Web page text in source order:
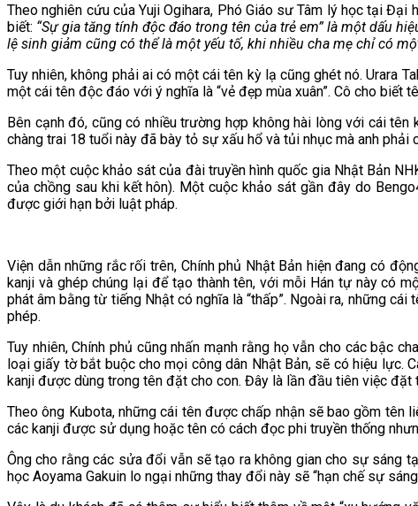
Theo nghiên cứu của Yuji Ogihara, Phó Giáo sư Tâm lý học tại
biết: “Sự gia tăng tính độc đáo trong tên của trẻ em” là một dấu
lệ sinh giảm cũng có thể là một yếu tố, khi nhiều cha mẹ chỉ có
Tuy nhiên, không phải ai có một cái tên kỳ lạ cũng ghét nó. Urara
một cái tên độc đáo với ý nghĩa là “vẻ đẹp mùa xuân”. Cô cho
Bên cạnh đó, cũng có nhiều trường hợp không hài lòng với cái
chàng trai 18 tuổi này đã bày tỏ sự xấu hổ và tủi nhục mà anh
Theo một cuộc khảo sát của đài truyền hình quốc gia Nhật Bản
của chồng sau khi kết hôn). Một cuộc khảo sát gần đây do
được giới hạn bởi luật pháp.
Viện dẫn những rắc rối trên, Chính phủ Nhật Bản hiện đang có
kanji và ghép chúng lại để tạo thành tên, với mỗi Hán tự này có
phát âm bằng từ tiếng Nhật có nghĩa là “thấp”. Ngoài ra, những
phép.
Tuy nhiên, Chính phủ cũng nhấn mạnh rằng họ vẫn cho các bậc
loại giấy tờ bắt buộc cho mọi công dân Nhật Bản, sẽ có hiệu lực.
kanji được dùng trong tên đặt cho con. Đây là lần đầu tiên việc đặt
Theo ông Kubota, những cái tên được chấp nhận sẽ bao gồm tên
các kanji được sử dụng hoặc tên có cách đọc phi truyền thống
Ông cho rằng các sửa đổi vẫn sẽ tạo ra không gian cho sự sáng
học Aoyama Gakuin lo ngại những thay đổi này sẽ “hạn chế sự